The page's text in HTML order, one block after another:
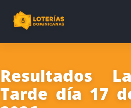
Resultados
Tarde día 17